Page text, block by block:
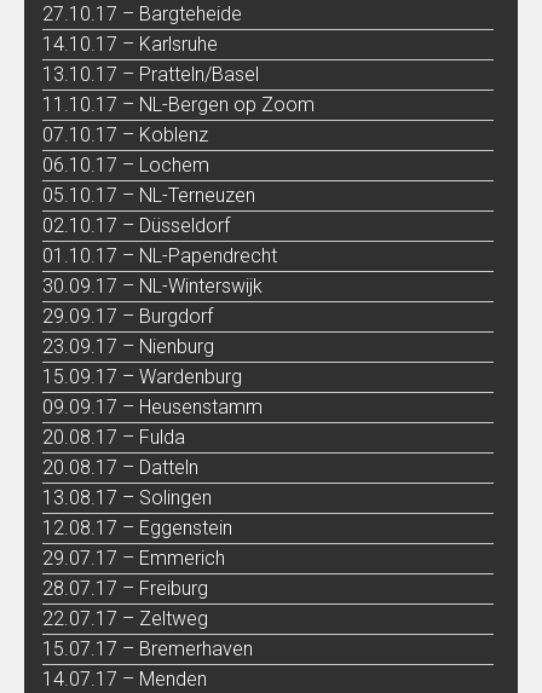
27.10.17 – Bargteheide
14.10.17 – Karlsruhe
13.10.17 – Pratteln/Basel
11.10.17 – NL-Bergen op Zoom
07.10.17 – Koblenz
06.10.17 – Lochem
05.10.17 – NL-Terneuzen
02.10.17 – Düsseldorf
01.10.17 – NL-Papendrecht
30.09.17 – NL-Winterswijk
29.09.17 – Burgdorf
23.09.17 – Nienburg
15.09.17 – Wardenburg
09.09.17 – Heusenstamm
20.08.17 – Fulda
20.08.17 – Datteln
13.08.17 – Solingen
12.08.17 – Eggenstein
29.07.17 – Emmerich
28.07.17 – Freiburg
22.07.17 – Zeltweg
15.07.17 – Bremerhaven
14.07.17 – Menden